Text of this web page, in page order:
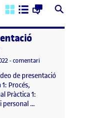
Descendent
-comentariel Vídeo Presentació
de presentació
1: Procés,
Pràctica 1:
personal …